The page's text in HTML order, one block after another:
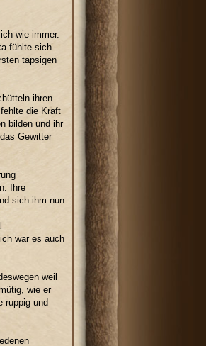
wie immer.
fühlte sich
tapsigen
ihren
die Kraft
bilden und ihr
Gewitter
Ihre
sich ihm nun
war es auch
weil
wie er
ruppig und